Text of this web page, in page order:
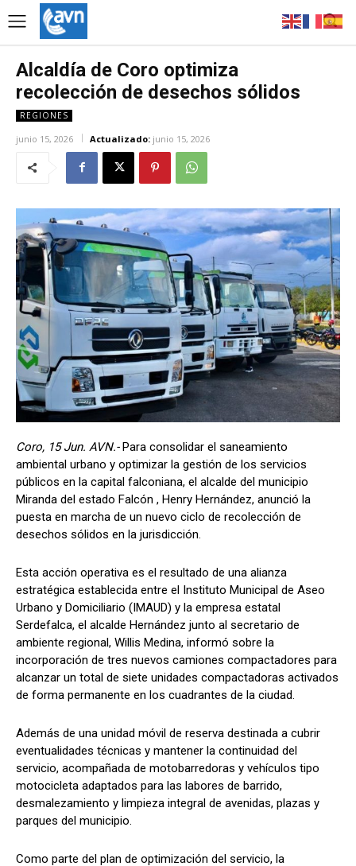
Alcaldía de Coro optimiza
recolección de desechos sólidos
REGIONES
junio 15, 2026 Actualizado: junio 15, 2026
Coro, 15 Jun. AVN.-Para consolidar el saneamiento
ambiental urbano y optimizar la gestión de los servicios
públicos en la capital falconiana, el alcalde del municipio
Miranda del estado Falcón , Henry Hernández, anunció la
puesta en marcha de un nuevo ciclo de recolección de
desechos sólidos en la jurisdicción.
Esta acción operativa es el resultado de una alianza
estratégica establecida entre el Instituto Municipal de Aseo
Urbano y Domiciliario (IMAUD) y la empresa estatal
Serdefalca, el alcalde Hernández junto al secretario de
ambiente regional, Willis Medina, informó sobre la
incorporación de tres nuevos camiones compactadores para
alcanzar un total de siete unidades compactadoras activados
de forma permanente en los cuadrantes de la ciudad.
Además de una unidad móvil de reserva destinada a cubrir
eventualidades técnicas y mantener la continuidad del
servicio, acompañada de motobarredoras y vehículos tipo
motocicleta adaptados para las labores de barrido,
desmalezamiento y limpieza integral de avenidas, plazas y
parques del municipio.
Como parte del plan de optimización del servicio, la